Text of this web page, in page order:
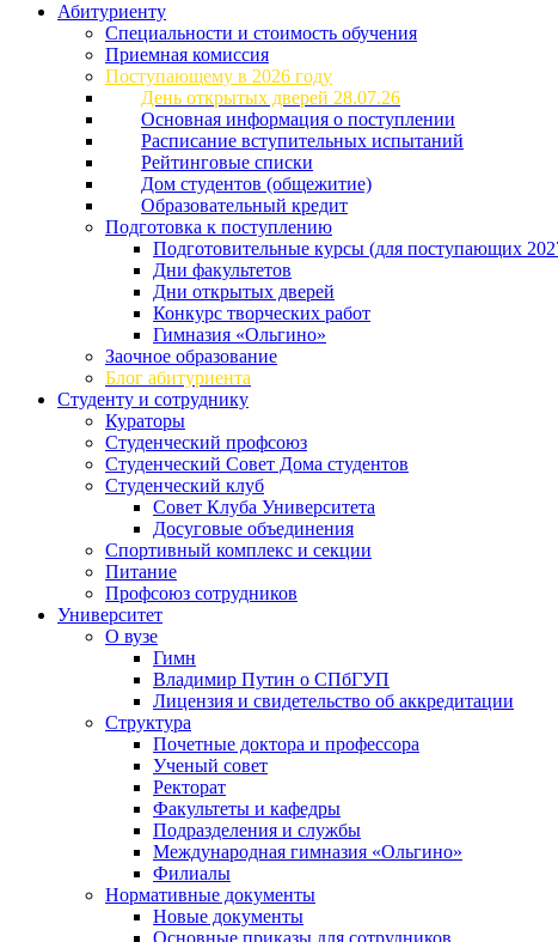
Абитуриенту
Специальности и стоимость обучения
Приемная комиссия
Поступающему в 2026 году
День открытых дверей 28.07.26
Основная информация о поступлении
Расписание вступительных испытаний
Рейтинговые списки
Дом студентов (общежитие)
Образовательный кредит
Подготовка к поступлению
Подготовительные курсы (для поступающих
Дни факультетов
Дни открытых дверей
Конкурс творческих работ
Гимназия «Ольгино»
Заочное образование
Блог абитуриента
Студенту и сотруднику
Кураторы
Студенческий профсоюз
Студенческий Совет Дома студентов
Студенческий клуб
Совет Клуба Университета
Досуговые объединения
Спортивный комплекс и секции
Питание
Профсоюз сотрудников
Университет
О вузе
Гимн
Владимир Путин о СПбГУП
Лицензия и свидетельство об аккредитации
Структура
Почетные доктора и профессора
Ученый совет
Ректорат
Факультеты и кафедры
Подразделения и службы
Международная гимназия «Ольгино»
Филиалы
Нормативные документы
Новые документы
Основные приказы для сотрудников